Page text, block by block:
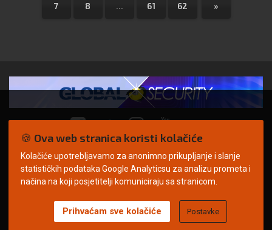
7 8 ... 61 62 »
© Copyright 2026. | ARILEO
Uvjeti korištenja Politika privatnosti Impressum
🍪 Ova web stranica koristi kolačiće
Kolačiće upotrebljavamo za anonimno prikupljanje i slanje
statističkih podataka Google Analyticsu za analizu prometa i
načina na koji posjetitelji komuniciraju sa stranicom.
Prihvaćam sve kolačiće Postavke